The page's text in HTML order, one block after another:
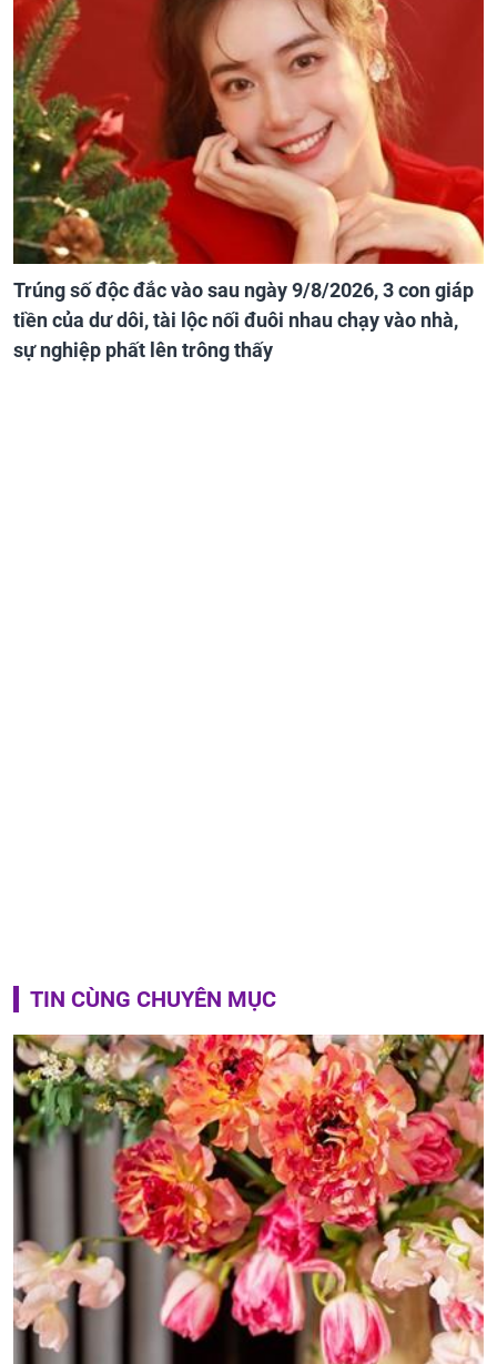
Trúng số độc đắc vào sau ngày 9/8/2026, 3 con giáp
tiền của dư dôi, tài lộc nối đuôi nhau chạy vào nhà,
sự nghiệp phất lên trông thấy
TIN CÙNG CHUYÊN MỤC